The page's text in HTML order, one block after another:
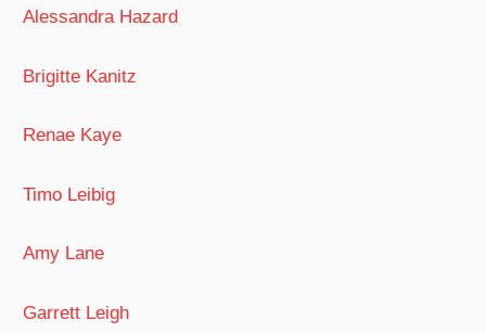
Alessandra Hazard
Brigitte Kanitz
Renae Kaye
Timo Leibig
Amy Lane
Garrett Leigh